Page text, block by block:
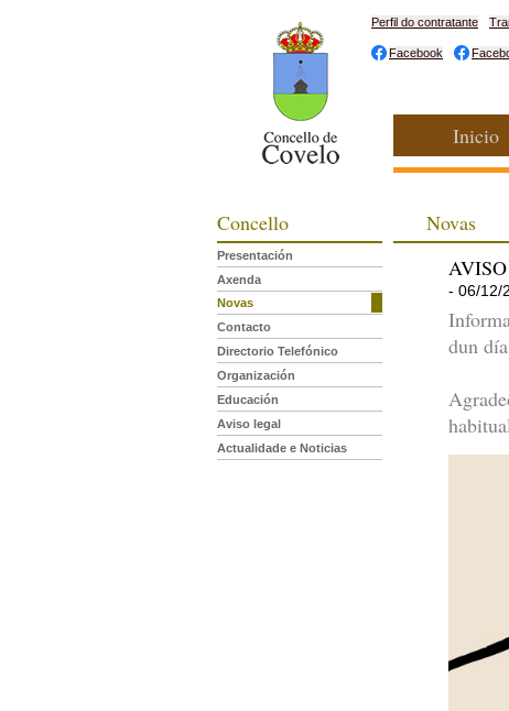
Perfil do contratante
Facebook
Inicio
Concello
Presentación
Axenda
Novas
Contacto
Directorio Telefónico
Organización
Educación
Aviso legal
Actualidade e Noticias
Novas
- 06/12/
dun